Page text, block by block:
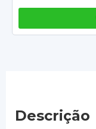
Descrição